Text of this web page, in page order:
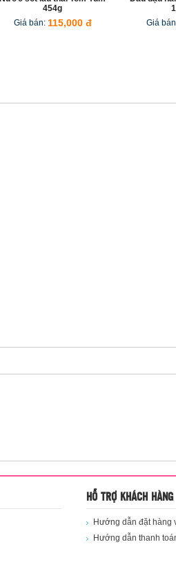
454g
Giá bán: 115,000 đ
Giá
HỖ TRỢ KHÁCH HÀNG
Hướng dẫn đặt hàng
Hướng dẫn thanh